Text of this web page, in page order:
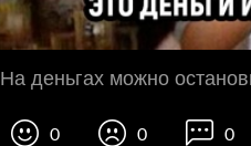
На деньгах можно
0 0 0